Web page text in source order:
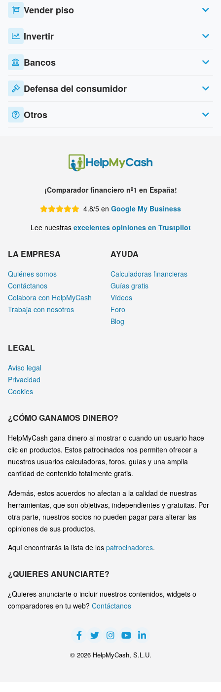
Vender piso
Invertir
Bancos
Defensa del consumidor
Otros
¡Comparador financiero nº1 en España!
4.8/5 en Google My Business
Lee nuestras excelentes opiniones en Trustpilot
LA EMPRESA
Quiénes somos
Contáctanos
Colabora con HelpMyCash
Trabaja con nosotros
AYUDA
Calculadoras financieras
Guías gratis
Vídeos
Foro
Blog
LEGAL
Aviso legal
Privacidad
Cookies
¿CÓMO GANAMOS DINERO?
HelpMyCash gana dinero al mostrar o cuando un usuario hace
clic en productos. Estos patrocinados nos permiten ofrecer a
nuestros usuarios calculadoras, foros, guías y una amplia
cantidad de contenido totalmente gratis.
Además, estos acuerdos no afectan a la calidad de nuestras
herramientas, que son objetivas, independientes y gratuitas. Por
otra parte, nuestros socios no pueden pagar para alterar las
opiniones de sus productos.
Aquí encontrarás la lista de los patrocinadores.
¿QUIERES ANUNCIARTE?
¿Quieres anunciarte o incluir nuestros contenidos, widgets o
comparadores en tu web? Contáctanos
© 2026 HelpMyCash, S.L.U.